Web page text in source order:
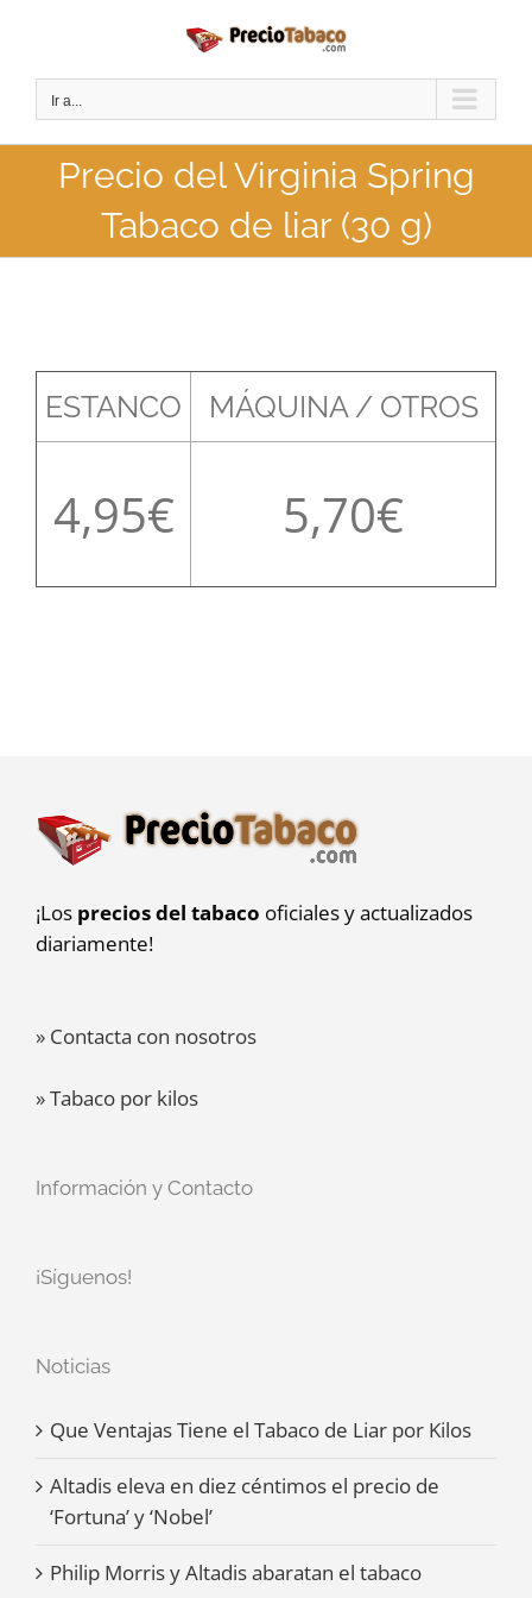
contenido
Ir a...
Precio del Virginia Spring
Tabaco de liar (30 g)
ESTANCO MÁQUINA / OTROS
4,95 5,70
¡Los precios del tabaco oficiales y actualizados
diariamente!
» Contacta con nosotros
» Tabaco por kilos
Información y Contacto
¡Síguenos!
Noticias
Que Ventajas Tiene el Tabaco de Liar por Kilos
Altadis eleva en diez céntimos el precio de
‘Fortuna’ y ‘Nobel’
Philip Morris y Altadis abaratan el tabaco